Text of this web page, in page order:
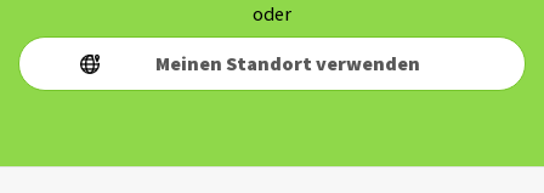
oder
Meinen Standort verwenden